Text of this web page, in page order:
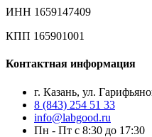
ИНН 1659147409
КПП 165901001
Контактная информация
г. Казань, ул.
8 (843) 254 51 33
info@labgood.ru
Пн - Пт с 8:30 до 17:30